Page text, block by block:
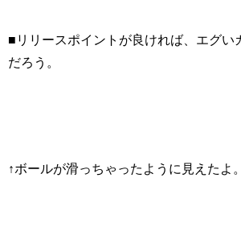
■リリースポイントが良ければ、エグい
だろう。
↑ボールが滑っちゃったように見えたよ。